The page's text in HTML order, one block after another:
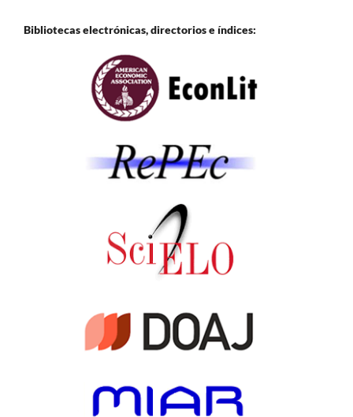
Bibliotecas electrónicas, directorios e índices: